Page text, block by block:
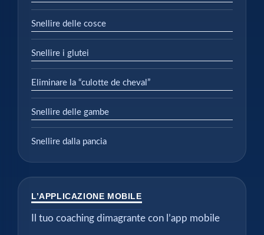
Snellire delle cosce
Snellire i glutei
Eliminare la “culotte de cheval”
Snellire delle gambe
Snellire dalla pancia
L’APPLICAZIONE MOBILE
Il tuo coaching dimagrante con l’app mobile